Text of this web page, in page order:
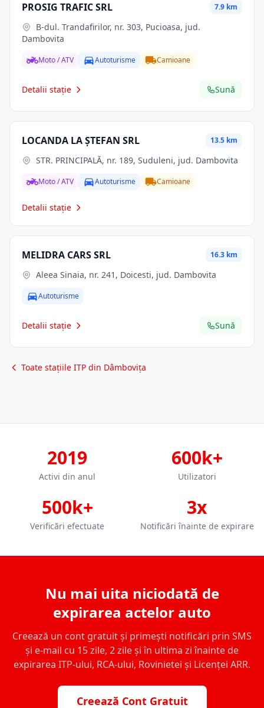
PROSIG TRAFIC SRL 7.9 km
Dambovita
Moto / ATV Autoturisme Camioane
Detalii stație Sună
LOCANDA LA ŞTEFAN SRL 13.5 km
STR. PRINCIPALĂ, nr. 189, Suduleni, jud. Dambovita
Moto / ATV Autoturisme Camioane
Detalii stație
MELIDRA CARS SRL 16.3 km
Aleea Sinaia, nr. 241, Doicesti, jud. Dambovita
Autoturisme
Detalii stație Sună
Toate stațiile ITP din Dâmbovița
2019
Activi din anul
600k+
Utilizatori
500k+
Verificări efectuate
3x
Notificări înainte de expirare
Nu mai uita niciodată de
expirarea actelor auto
Creează un cont gratuit și primești notificări prin SMS
și e-mail cu 15 zile, 2 zile și în ultima zi înainte de
expirarea ITP-ului, RCA-ului, Rovinietei și Licenței ARR.
Creează Cont Gratuit